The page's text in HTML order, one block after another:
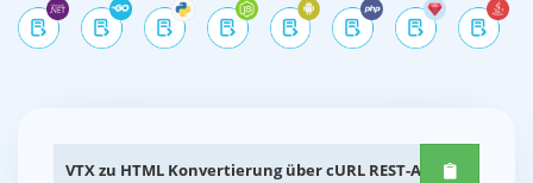
VTX zu HTML Konvertierung über cURL REST-APIs